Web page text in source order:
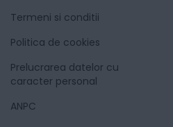
Termeni si conditii
Politica de cookies
Prelucrarea datelor cu
caracter personal
ANPC